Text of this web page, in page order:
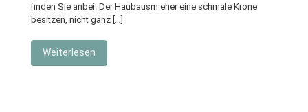
finden Sie anbei. Der Haubausm eher eine schmale Krone
besitzen, nicht ganz […]
Weiterlesen